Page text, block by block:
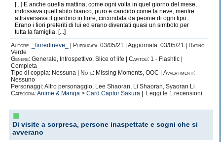
[...] E anche quella mattina, come ogni volta in quel giorno del mese,
indossava quell’abito bianco, puro e candido come la neve, mentre
attraversava il giardino in fiore, circondata da peonie di ogni tipo.
Erano i fiori preferiti di lui ed erano diventati quasi un simbolo per
tutta la famiglia. [...]
Autore:
_fioredineve_ Pubblicata: 03/05/21 | Aggiornata: 03/05/21 |
Rating:
Verde
Genere: Generale, Introspettivo, Slice of life | Capitoli: 1 - Flashfic |
Completa
Tipo di coppia: Nessuna |
Note: Missing Moments, OOC | Avvertimenti:
Nessuno
Personaggi: Altro personaggio, Lee Shaoran, Li Shaoran, Syaoran Li
Categoria:Anime & Manga > Card Captor Sakura | Leggi le 1 recensioni
Di visite a sorpresa, persone inaspettate e sogni che si
avverano